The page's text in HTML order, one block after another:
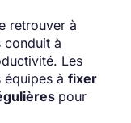
retrouver à
conduit à
Les
équipes à fixer
pour